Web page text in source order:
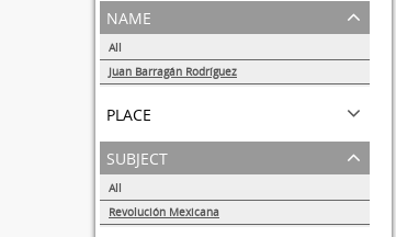
name
All
Juan Barragán Rodríguez
place
subject
All
Revolución Mexicana